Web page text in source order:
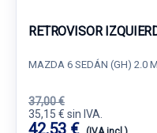
RETROVISOR
MAZDA 6 SEDÁN (GH) 2.0
37,00 €
35,15 € sin IVA.
42,53 €